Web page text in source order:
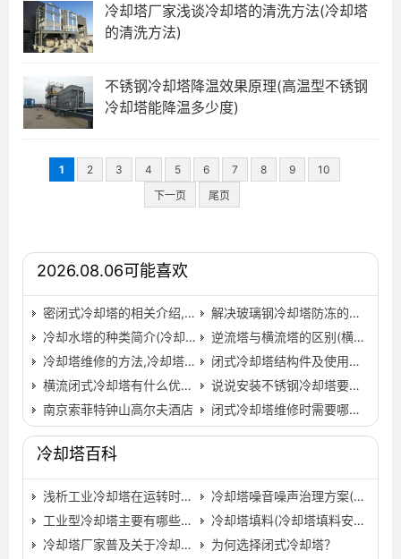
冷却塔厂家浅谈冷却塔的清洗方法(冷却塔
的清洗方法)
不锈钢冷却塔降温效果原理(高温型不锈钢
冷却塔能降温多少度)
1 2 3 4 5 6 7 8 9
10
下一页
尾页
2026.08.06可能喜欢
密闭式冷却塔的相关介绍,无锡密闭式冷却塔…
解决玻璃钢冷却塔防冻的方法
冷却水塔的种类简介(冷却水塔接口接线图)…
逆流塔与横流塔的区别(横流塔与逆流塔对比图片)…
冷却塔维修的方法,冷却塔维修方案与措施…
闭式冷却塔结构件及使用用途,闭式冷却塔技术参数…
横流闭式冷却塔有什么优点？,方形横流闭式冷却塔厂家…
说说安装不锈钢冷却塔要注意的细节,做不锈钢的说说…
南京索菲特钟山高尔夫酒店
闭式冷却塔维修时需要哪些地方？,闭式冷却塔生产厂家电话…
冷却塔百科
浅析工业冷却塔在运转时要注意项目(闭式冷却塔需要加药…
冷却塔噪音噪声治理方案(冷却塔噪声治理方案)…
工业型冷却塔主要有哪些部件组成及维护方法详情分析,金…
冷却塔填料(冷却塔填料安装方法)
冷却塔厂家普及关于冷却塔基础设计需谨慎,冷却塔厂家哪…
为何选择闭式冷却塔？